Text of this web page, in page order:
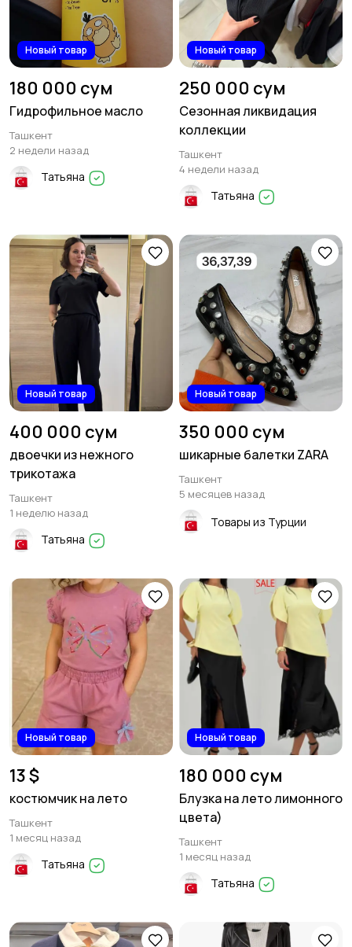
Новый товар
180 000 сум
Гидрофильное масло
Ташкент
2 недели назад
Татьяна
Новый товар
250 000 сум
Сезонная ликвидация
коллекции
Ташкент
4 недели назад
Татьяна
Новый товар
400 000 сум
двоечки из нежного
трикотажа
Ташкент
1 неделю назад
Татьяна
Новый товар
350 000 сум
шикарные балетки ZARA
Ташкент
5 месяцев назад
Товары из Турции
Новый товар
13 $
костюмчик на лето
Ташкент
1 месяц назад
Татьяна
Новый товар
180 000 сум
Блузка на лето лимонного
цвета)
Ташкент
1 месяц назад
Татьяна